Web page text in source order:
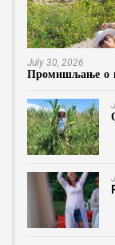
July 30, 2026
Промишљање о